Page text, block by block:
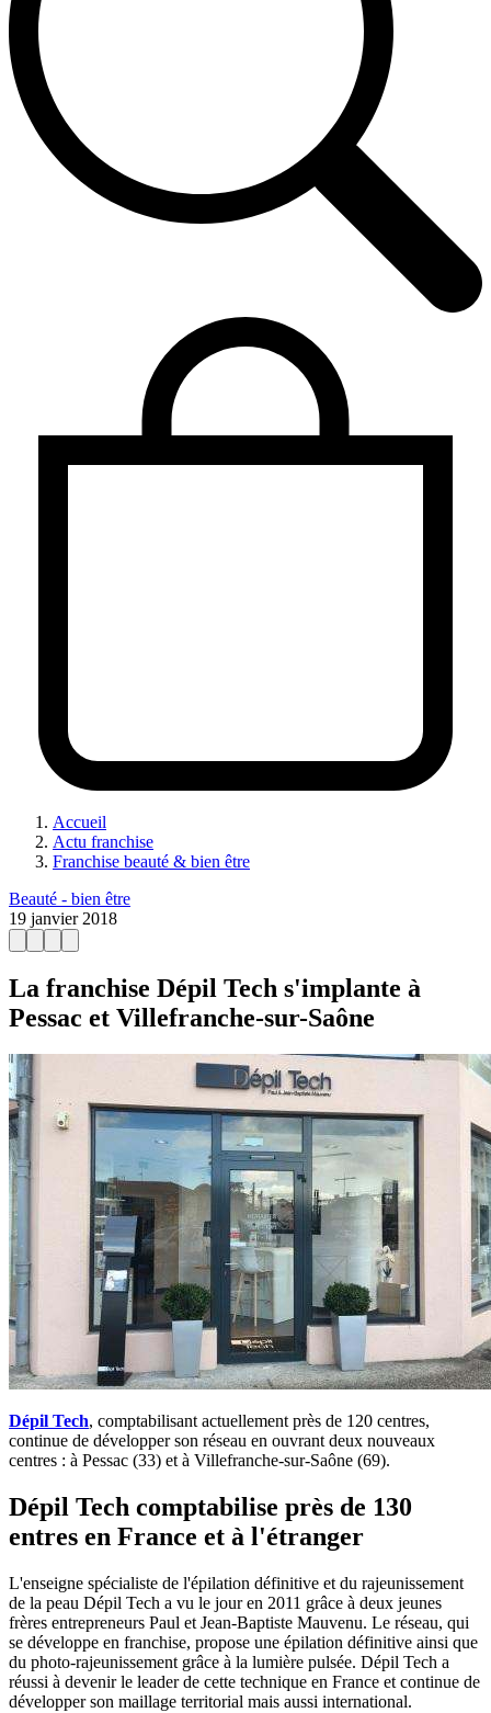
Accueil
Actu franchise
Franchise beauté & bien être
Beauté - bien être
19 janvier 2018
La franchise Dépil Tech s'implante à
Pessac et Villefranche-sur-Saône
Dépil Tech, comptabilisant actuellement près de 120 centres,
continue de développer son réseau en ouvrant deux nouveaux
centres : à Pessac (33) et à Villefranche-sur-Saône (69).
Dépil Tech comptabilise près de 130
entres en France et à l'étranger
L'enseigne spécialiste de l'épilation définitive et du rajeunissement
de la peau Dépil Tech a vu le jour en 2011 grâce à deux jeunes
frères entrepreneurs Paul et Jean-Baptiste Mauvenu. Le réseau, qui
se développe en franchise, propose une épilation définitive ainsi que
du photo-rajeunissement grâce à la lumière pulsée. Dépil Tech a
réussi à devenir le leader de cette technique en France et continue de
développer son maillage territorial mais aussi international.